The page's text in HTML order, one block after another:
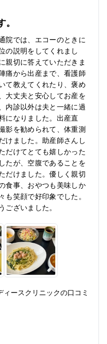
院では、エコーのときに
の説明をしてくれまし
親切に答えていただきま
痛から出産まで、看護師
て教えてくれたり、褒め
大丈夫と安心してお産を
内診以外は夫と一緒に過
になりました。出産直
影を勧められて、体重測
けました。助産師さんし
だけてとても嬉しかった
たが、空腹であることを
だけました。優しく親切
食事、おやつも美味しか
も笑顔で好印象でした。
ございました。
ィースクリニックの口コミ